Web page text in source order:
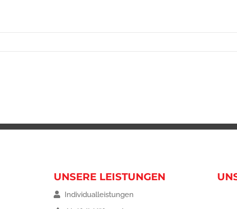
UNSERE LEISTUNGEN
Individualleistungen